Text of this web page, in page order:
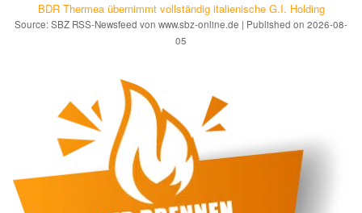
BDR Thermea übernimmt vollständig italienische G.I. Holding
Source: SBZ RSS-Newsfeed von www.sbz-online.de
Published on 2026-08-
05